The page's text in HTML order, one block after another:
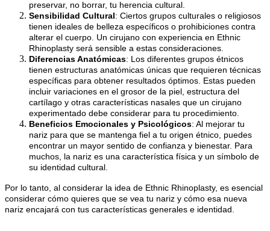
preservar, no borrar, tu herencia cultural.
Sensibilidad Cultural: Ciertos grupos culturales o religiosos
tienen ideales de belleza específicos o prohibiciones contra
alterar el cuerpo. Un cirujano con experiencia en Ethnic
Rhinoplasty será sensible a estas consideraciones.
Diferencias Anatómicas: Los diferentes grupos étnicos
tienen estructuras anatómicas únicas que requieren técnicas
específicas para obtener resultados óptimos. Estas pueden
incluir variaciones en el grosor de la piel, estructura del
cartílago y otras características nasales que un cirujano
experimentado debe considerar para tu procedimiento.
Beneficios Emocionales y Psicológicos: Al mejorar tu
nariz para que se mantenga fiel a tu origen étnico, puedes
encontrar un mayor sentido de confianza y bienestar. Para
muchos, la nariz es una característica física y un símbolo de
su identidad cultural.
Por lo tanto, al considerar la idea de Ethnic Rhinoplasty, es esencial
considerar cómo quieres que se vea tu nariz y cómo esa nueva
nariz encajará con tus características generales e identidad.